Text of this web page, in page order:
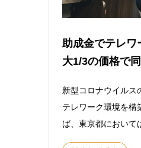
助成金でテレワ
大1/3の価格で
新型コロナウイルス
テレワーク環境を構
ば、東京都において